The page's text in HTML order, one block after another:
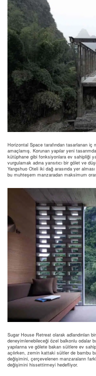
Horizontal Space tarafından tasarlanan iç
amaçlamış. Korunan yapılar yeni
kütüphane gibi fonksiyonlara ev sahipliği
vurgulamak adına yansıtıcı bir gölet ve
Yangshuo Oteli iki dağ arasında yer
bu muhteşem manzaradan maksimum
Sugar House Retreat olarak adlandırılan
deneyimlenebileceği özel balkonlu odalar
yapılarına ve gölete bakan süitlere ev
açılırken, zemin kattaki süitler de bambu
değişimini, çerçevelenen manzaraların
değişimini hissettirmeyi hedefliyor.